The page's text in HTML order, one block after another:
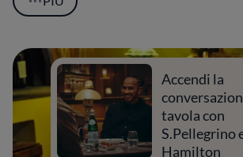
Accendi la
tavola con
S.Pellegrino
Hamilton